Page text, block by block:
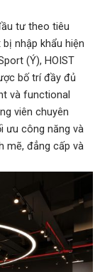
tư theo tiêu
nhập khẩu hiện
(Ý), HOIST
bố trí đầy đủ
và functional
viên chuyên
ưu công năng và
mẽ, đẳng cấp và